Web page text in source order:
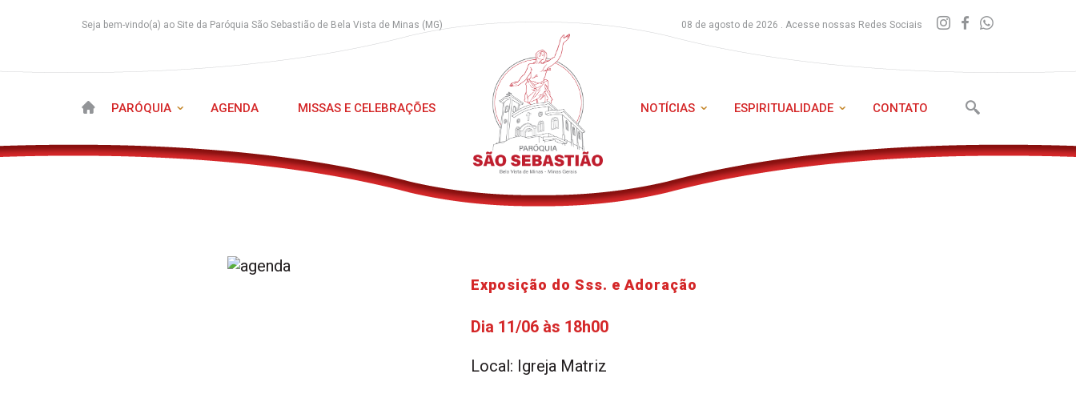
Seja bem-vindo(a) ao Site da Paróquia São Sebastião de Bela Vista de Minas (MG) 08 de agosto de 2026 . Acesse nossas Redes Sociais
PARÓQUIA AGENDA MISSAS E CELEBRAÇÕES NOTÍCIAS ESPIRITUALIDADE CONTATO
Exposição do Sss. e Adoração
Dia 11/06 às 18h00
Local: Igreja Matriz